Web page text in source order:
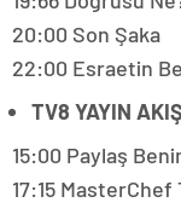
20:00 Son Şaka
22:00 Esraetin
TV8 YAYIN
15:00 Paylaş
17:15 MasterChef